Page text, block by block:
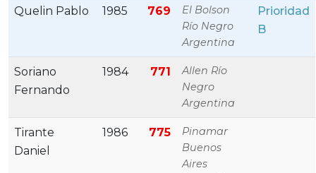
Quelin Pablo 1985 769
El Bolson
Río Negro
Argentina
Prioridad
B
Soriano
Fernando
1984 771
Allen Río
Negro
Argentina
Tirante
Daniel
1986 775
Pinamar
Buenos
Aires